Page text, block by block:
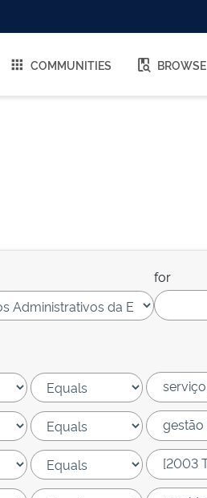
COMMUNITIES BROWSE
for